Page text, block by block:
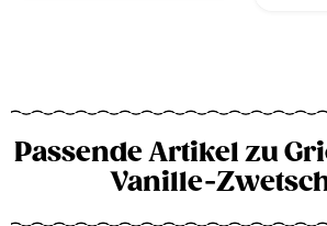
Passende Artikel zu
Vanille-